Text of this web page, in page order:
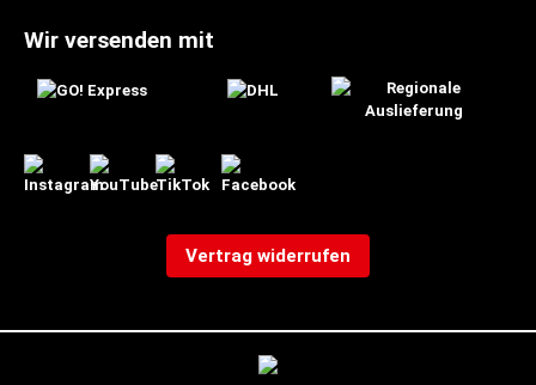
Wir versenden mit
Vertrag widerrufen